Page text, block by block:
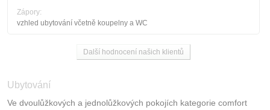
Zápory:
vzhled ubytování včetně koupelny a WC
Další hodnocení našich klientů
Ubytování
Ve dvoulůžkových a jednolůžkových pokojích kategorie comfort